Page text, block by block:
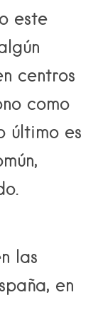
este
centros
como
último es
las
, en